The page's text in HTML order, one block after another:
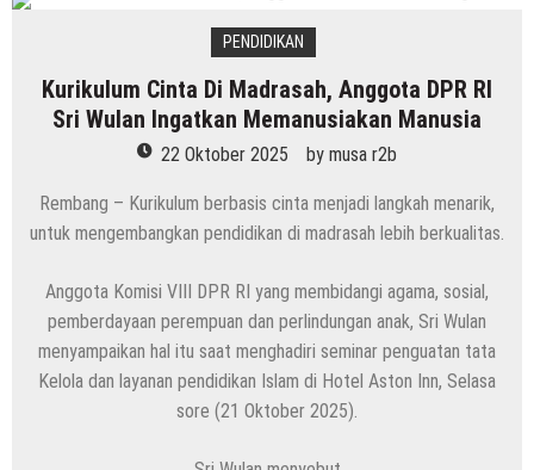
PENDIDIKAN
Kurikulum Cinta Di Madrasah, Anggota DPR RI
Sri Wulan Ingatkan Memanusiakan Manusia
22 Oktober 2025 by musa r2b
Rembang – Kurikulum berbasis cinta menjadi langkah menarik,
untuk mengembangkan pendidikan di madrasah lebih berkualitas.
Anggota Komisi VIII DPR RI yang membidangi agama, sosial,
pemberdayaan perempuan dan perlindungan anak, Sri Wulan
menyampaikan hal itu saat menghadiri seminar penguatan tata
Kelola dan layanan pendidikan Islam di Hotel Aston Inn, Selasa
sore (21 Oktober 2025).